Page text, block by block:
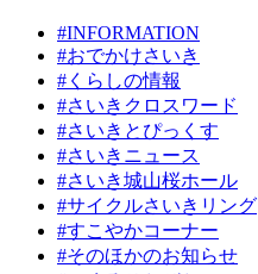
#INFORMATION
#おでかけさいき
#くらしの情報
#さいきクロスワード
#さいきとぴっくす
#さいきニュース
#さいき城山桜ホール
#サイクルさいきリング
#すこやかコーナー
#そのほかのお知らせ